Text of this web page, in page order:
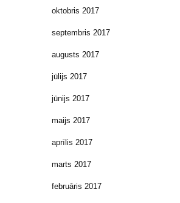
oktobris 2017
septembris 2017
augusts 2017
jūlijs 2017
jūnijs 2017
maijs 2017
aprīlis 2017
marts 2017
februāris 2017